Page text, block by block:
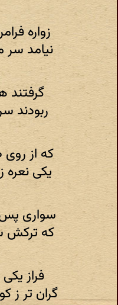
زواره
نیامد سر
گرفتند
ربودند
که از روی
یکی نعره
سواری پس
که ترکش
فراز
گران تر ز